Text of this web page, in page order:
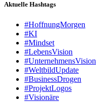
Aktuelle Hashtags
#HoffnungMorgen
#KI
#Mindset
#LebensVision
#UnternehmensVision
#WeltbildUpdate
#BusinessDrogen
#ProjektLogos
#Visionäre